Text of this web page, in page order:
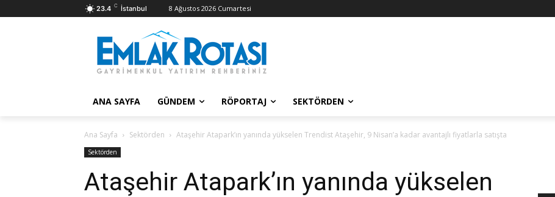
23.4 C İstanbul 8 Ağustos 2026 Cumartesi
ANA SAYFA GÜNDEM RÖPORTAJ SEKTÖRDEN
Ana Sayfa Sektörden Ataşehir Atapark’ın yanında yükselen Trendist Ataşehir, 9 Nisan’a kadar avantajlı fiyatlarla satışta
Sektörden
Ataşehir Atapark’ın yanında yükselen